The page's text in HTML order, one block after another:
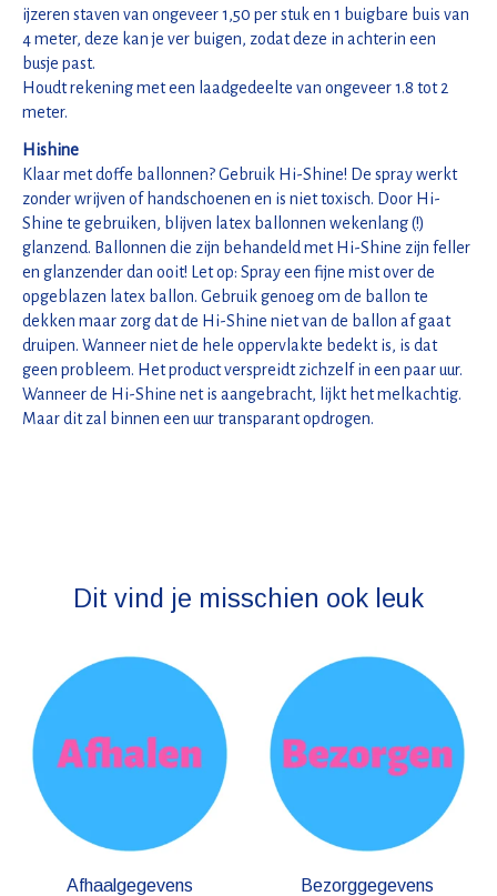
ijzeren staven van ongeveer 1,50 per stuk en 1 buigbare buis van
4 meter, deze kan je ver buigen, zodat deze in achterin een
busje past.
Houdt rekening met een laadgedeelte van ongeveer 1.8 tot 2
meter.
Hishine
Klaar met doffe ballonnen? Gebruik Hi-Shine! De spray werkt
zonder wrijven of handschoenen en is niet toxisch. Door Hi-
Shine te gebruiken, blijven latex ballonnen wekenlang (!)
glanzend. Ballonnen die zijn behandeld met Hi-Shine zijn feller
en glanzender dan ooit! Let op: Spray een fijne mist over de
opgeblazen latex ballon. Gebruik genoeg om de ballon te
dekken maar zorg dat de Hi-Shine niet van de ballon af gaat
druipen. Wanneer niet de hele oppervlakte bedekt is, is dat
geen probleem. Het product verspreidt zichzelf in een paar uur.
Wanneer de Hi-Shine net is aangebracht, lijkt het melkachtig.
Maar dit zal binnen een uur transparant opdrogen.
Dit vind je misschien ook leuk
Items van productcarrousel
Afhaalgegevens Bezorggegevens